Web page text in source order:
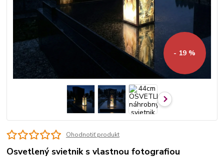
- 19 %
Ohodnotiť produkt
Osvetlený svietnik s vlastnou fotografiou